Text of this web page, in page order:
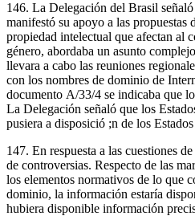
146. La Delegación del Brasil
manifestó su apoyo a las
propiedad intelectual que afectan al
género, abordaba un asunto
llevara a cabo las reuniones
con los nombres de dominio de
documento A/33/4 se indicaba que
La Delegación señaló que los
pusiera a disposició ;n de los
147. En respuesta a las cuestiones
de controversias. Respecto de las
los elementos normativos de lo que
dominio, la información estaría
hubiera disponible información